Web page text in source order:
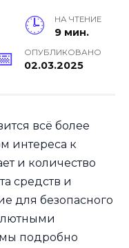
НА ЧТЕНИЕ
9 мин.
ОПУБЛИКОВАНО
02.03.2025
всё более
интереса к
и количество
средств и
для безопасного
мы подробно